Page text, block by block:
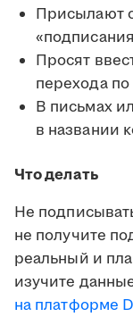
Присылают
Просят
перехода
В письмах
в названии
Что делать
Не
не получите
реальный и
изучите
на платформе